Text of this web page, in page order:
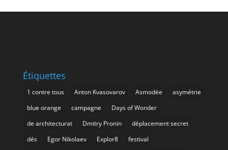
Étiquettes
1 contre tous Anton Kvasovarov Asmodée
asymétrie
blue orange
campagne
Days of Wonder
de architecturat
Dmitry Pronin
déplacement secret
dés
Egor Nikolaev Explor8
festival